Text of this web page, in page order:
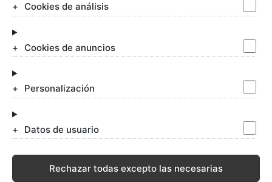
Incapacidad permanente
Impugnar testamento
Alcoholemias
Honorarios
Ofertas de Empleo para Abogados
Aviso legal - Política de Privacidad
-
Cookies de análisis
Cookies de anuncios
Personalización
Datos de usuario
Rechazar todas excepto las necesarias